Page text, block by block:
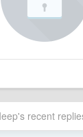
recent